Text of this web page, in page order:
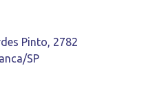
Pinto, 2782
SP